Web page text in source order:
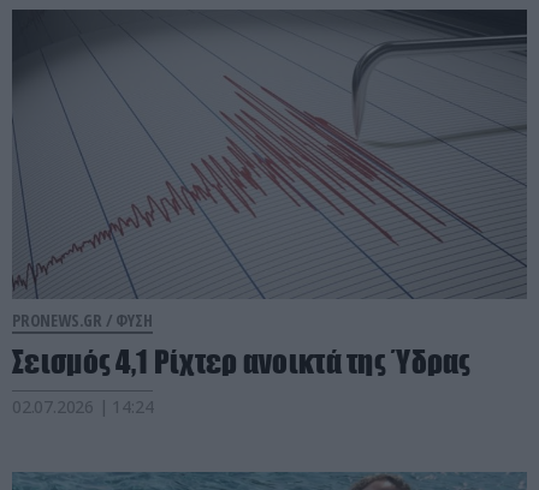
PRONEWS.GR / ΦΥΣΗ
Σεισμός 4,1 Ρίχτερ ανοικτά της Ύδρας
02.07.2026 | 14:24